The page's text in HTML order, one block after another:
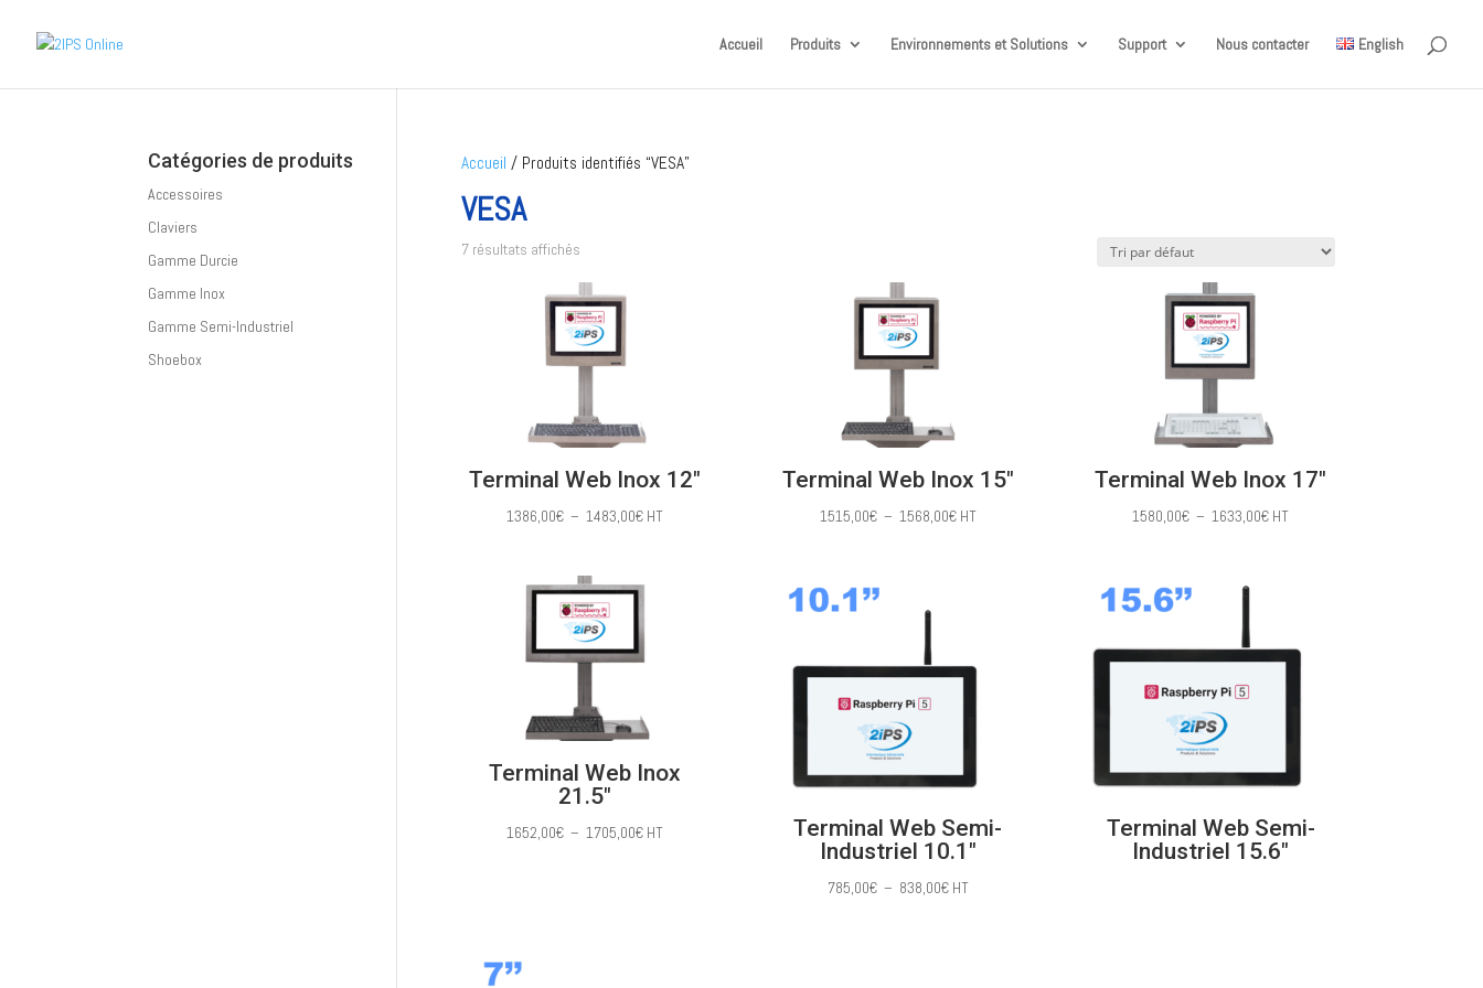
Accueil Produits Environnements et Solutions Support Nous contacter English
Accueil / Produits identifiés “VESA”
VESA
7 résultats affichés
Terminal Web Inox 12″
1386,00€ – 1483,00€Plage
1386,00€
1483,00€
HT
Terminal Web Inox 15″
1515,00€ – 1568,00€Plage
HT
Terminal Web Inox 17″
1580,00€ – 1633,00€Plage
HT
Terminal Web Inox
21.5″
1652,00€ – 1705,00€Plage
HT
Terminal Web Semi-
Industriel 10.1″
785,00€ – 838,00€Plage
HT
Terminal Web Semi-
Industriel 15.6″
Catégories de produits
Accessoires
Claviers
Gamme Durcie
Gamme Inox
Gamme Semi-Industriel
Shoebox